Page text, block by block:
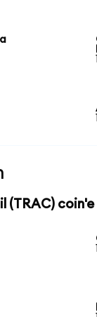
(TRAC)